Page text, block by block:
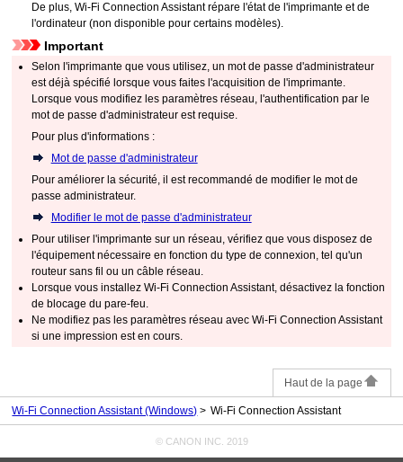
De plus,Wi-Fi Connection Assistantrépare l'état de l'imprimante et de
l'ordinateur (non disponible pour certains modèles).
Important
Selon l'imprimante que vous utilisez, un mot de passe d'administrateur
est déjà spécifié lorsque vous faites l'acquisition de l'imprimante.
Lorsque vous modifiez les paramètres réseau, l'authentification par le
mot de passe d'administrateur est requise.
Pour plus d'informations :
Mot de passe d'administrateur
Pour améliorer la sécurité, il est recommandé de modifier le mot de
passe administrateur.
Modifier le mot de passe d'administrateur
Pour utiliser l'imprimante sur un réseau, vérifiez que vous disposez de
l'équipement nécessaire en fonction du type de connexion, tel qu'un
routeur sans fil ou un câble réseau.
Lorsque vous installezWi-Fi Connection Assistant, désactivez la fonction
de blocage du pare-feu.
Ne modifiez pas les paramètres réseau avecWi-Fi Connection Assistant
si une impression est en cours.
Haut de la page
Wi-Fi Connection Assistant (Windows) Wi-Fi Connection Assistant
© CANON INC. 2019